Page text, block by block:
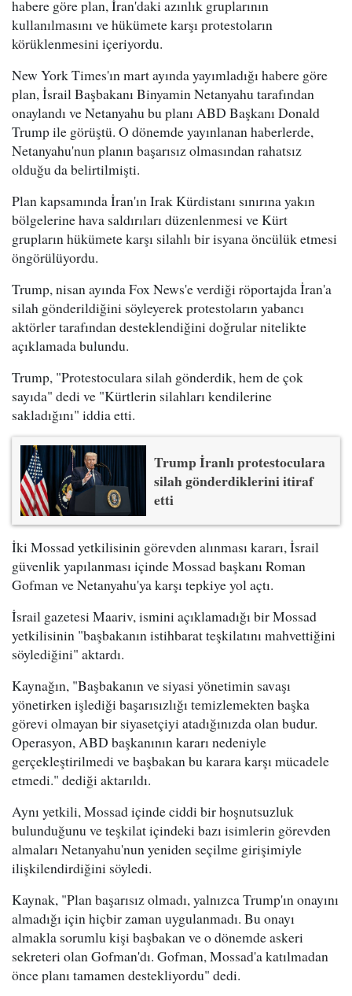
habere göre plan, İran'daki azınlık gruplarının
kullanılmasını ve hükümete karşı protestoların
körüklenmesini içeriyordu.
New York Times'ın mart ayında yayımladığı habere göre
plan, İsrail Başbakanı Binyamin Netanyahu tarafından
onaylandı ve Netanyahu bu planı ABD Başkanı Donald
Trump ile görüştü. O dönemde yayınlanan haberlerde,
Netanyahu'nun planın başarısız olmasından rahatsız
olduğu da belirtilmişti.
Plan kapsamında İran'ın Irak Kürdistanı sınırına yakın
bölgelerine hava saldırıları düzenlenmesi ve Kürt
grupların hükümete karşı silahlı bir isyana öncülük etmesi
öngörülüyordu.
Trump, nisan ayında Fox News'e verdiği röportajda İran'a
silah gönderildiğini söyleyerek protestoların yabancı
aktörler tarafından desteklendiğini doğrular nitelikte
açıklamada bulundu.
Trump, "Protestoculara silah gönderdik, hem de çok
sayıda" dedi ve "Kürtlerin silahları kendilerine
sakladığını" iddia etti.
Trump İranlı protestoculara
silah gönderdiklerini itiraf
etti
İki Mossad yetkilisinin görevden alınması kararı, İsrail
güvenlik yapılanması içinde Mossad başkanı Roman
Gofman ve Netanyahu'ya karşı tepkiye yol açtı.
İsrail gazetesi Maariv, ismini açıklamadığı bir Mossad
yetkilisinin "başbakanın istihbarat teşkilatını mahvettiğini
söylediğini" aktardı.
Kaynağın, "Başbakanın ve siyasi yönetimin savaşı
yönetirken işlediği başarısızlığı temizlemekten başka
görevi olmayan bir siyasetçiyi atadığınızda olan budur.
Operasyon, ABD başkanının kararı nedeniyle
gerçekleştirilmedi ve başbakan bu karara karşı mücadele
etmedi." dediği aktarıldı.
Aynı yetkili, Mossad içinde ciddi bir hoşnutsuzluk
bulunduğunu ve teşkilat içindeki bazı isimlerin görevden
almaları Netanyahu'nun yeniden seçilme girişimiyle
ilişkilendirdiğini söyledi.
Kaynak, "Plan başarısız olmadı, yalnızca Trump'ın onayını
almadığı için hiçbir zaman uygulanmadı. Bu onayı
almakla sorumlu kişi başbakan ve o dönemde askeri
sekreteri olan Gofman'dı. Gofman, Mossad'a katılmadan
önce planı tamamen destekliyordu" dedi.